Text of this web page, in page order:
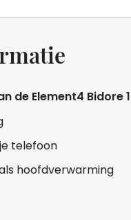
de Element4 Bidore
telefoon
hoofdverwarming